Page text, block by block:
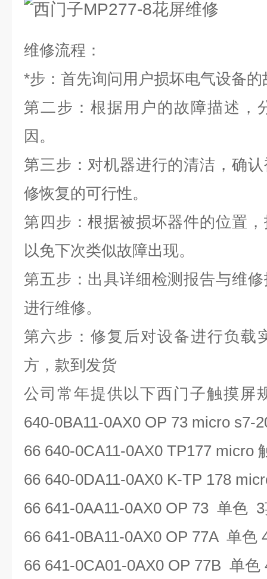
维修流程：
*步：首先询问用户损坏电气设备
第二步：根据用户的故障描述，
因。
第三步：对机器进行的清洁，确
修恢复的可行性。
第四步：根据被损坏器件的位置
以免下次类似故障出现。
第五步：出具详细检测报告与维
进行维修。
第六步：修复后对设备进行负载
方，款到发货
公司常年提供以下西门子触摸屏
640-0BA11-0AX0 OP 73 micro s7-
66 640-0CA11-0AX0 TP177 micro
66 640-0DA11-0AX0 K-TP 178
66 641-0AA11-0AX0 OP 73 单色 3
66 641-0BA11-0AX0 OP 77A 单色
66 641-0CA01-0AX0 OP 77B 单色